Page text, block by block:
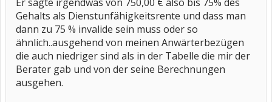
Gehalts als Dienstunfähigkeitsrente und dass man
dann zu 75 % invalide sein muss oder so
ähnlich..ausgehend von meinen Anwärterbezügen
die auch niedriger sind als in der Tabelle die mir der
Berater gab und von der seine Berechnungen
ausgehen.